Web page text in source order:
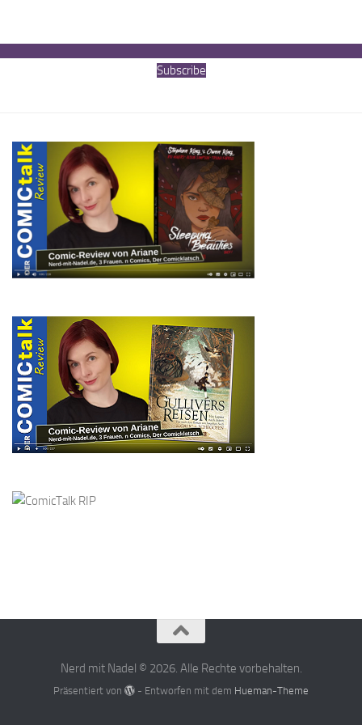
Subscribe
Nerd mit Nadel © 2026. Alle Rechte vorbehalten.
Präsentiert von - Entworfen mit dem Hueman-Theme